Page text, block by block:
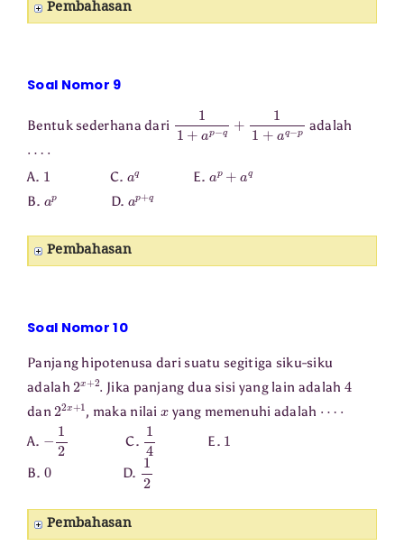
Pembahasan
Soal Nomor 9
Bentuk sederhana dari ap − adalah
A. 1 C. aqE. p + q
B. ap D. p +q
Pembahasan
Soal Nomor 10
Panjang hipotenusa dari suatu segitiga siku-siku
adalah2x +2 .Jika panjang dua sisi yang lain adalah 4
dan22x+, maka nilai yang memenuhi adalah
A. 2 C. 14 E. 1
B. 0D. 12
Pembahasan